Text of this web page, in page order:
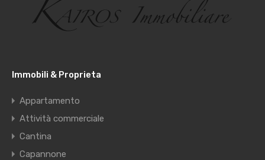
Immobili & Proprieta
Appartamento
Attività commerciale
Cantina
Capannone